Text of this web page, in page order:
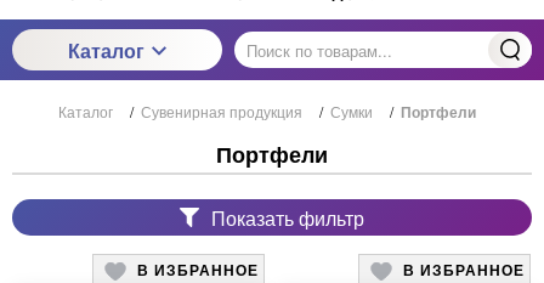
Каталог
Каталог / Сувенирная продукция / Сумки / Портфели
Портфели
Показать фильтр
В ИЗБРАННОЕ В ИЗБРАННОЕ